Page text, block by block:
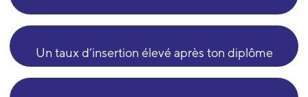
Un taux d’insertion élevé après ton diplôme